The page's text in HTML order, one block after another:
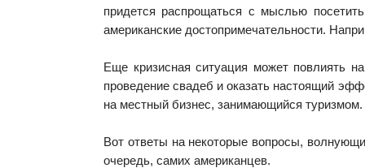
придется распрощаться с мыслью
американские достопримечательности.
Еще кризисная ситуация может повлиять
проведение свадеб и оказать настоящий
на местный бизнес, занимающийся туризмом.
Вот ответы на некоторые вопросы,
очередь, самих американцев.